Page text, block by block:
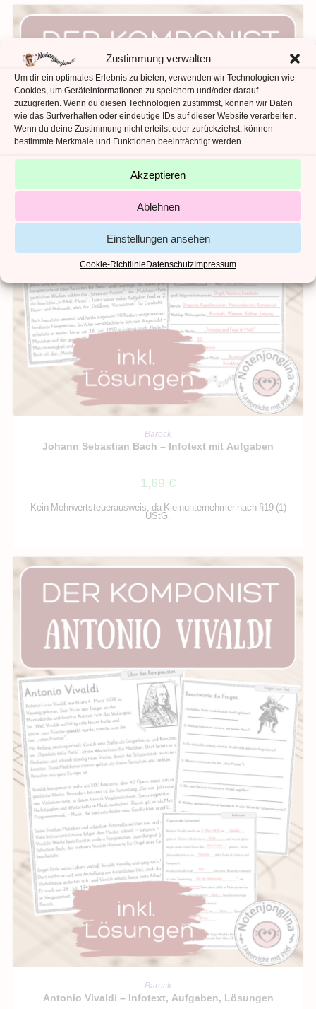
Zustimmung verwalten
Um dir ein optimales Erlebnis zu bieten, verwenden wir Technologien wie
Cookies, um Geräteinformationen zu speichern und/oder darauf
zuzugreifen. Wenn du diesen Technologien zustimmst, können wir Daten
wie das Surfverhalten oder eindeutige IDs auf dieser Website verarbeiten.
Wenn du deine Zustimmung nicht erteilst oder zurückziehst, können
bestimmte Merkmale und Funktionen beeinträchtigt werden.
Akzeptieren
Ablehnen
Einstellungen ansehen
Cookie-RichtlinieDatenschutzImpressum
IN DEN WARENKORB
Barock
Johann Sebastian Bach – Infotext mit Aufgaben
1,69 €
Kein Mehrwertsteuerausweis, da Kleinunternehmer nach §19 (1)
UStG.
IN DEN WARENKORB
Barock
Antonio Vivaldi – Infotext, Aufgaben, Lösungen